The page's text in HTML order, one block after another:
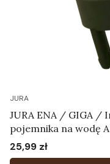
JURA
JURA ENA / GIGA /
pojemnika na wodę
Cena
25,99 zł